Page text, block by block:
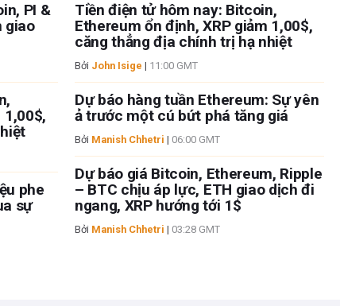
PI &
giao
1,00$,
phe
sự
Tiền điện tử hôm nay: Bitcoin,
Ethereum ổn định, XRP giảm 1,00$,
căng thẳng địa chính trị hạ nhiệt
Bởi John Isige | 11:00 GMT
Dự báo hàng tuần Ethereum: Sự yên
ả trước một cú bứt phá tăng giá
Bởi Manish Chhetri | 06:00 GMT
Dự báo giá Bitcoin, Ethereum, Ripple
– BTC chịu áp lực, ETH giao dịch đi
ngang, XRP hướng tới 1$
Bởi Manish Chhetri | 03:28 GMT